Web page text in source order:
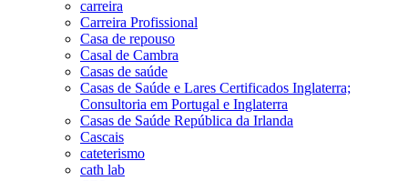
carreira
Carreira Profissional
Casa de repouso
Casal de Cambra
Casas de saúde
Casas de Saúde e Lares Certificados Inglaterra;
Consultoria em Portugal e Inglaterra
Casas de Saúde República da Irlanda
Cascais
cateterismo
cath lab